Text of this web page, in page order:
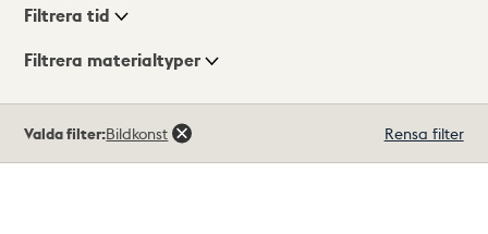
Visningsläge
Filtrera tid
Filtrera materialtyper
träffar
Valda filter:Bildkonst Rensa filter